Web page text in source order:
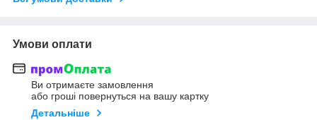
Умови оплати
Ви отримаєте замовлення
або гроші повернуться на вашу картку
Детальніше